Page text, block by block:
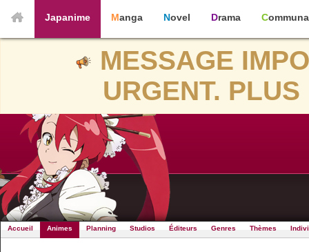
Japanime Manga Novel Drama
MESSAGE
URGENT.
Accueil Animes Planning Studios Éditeurs Genres Thèmes